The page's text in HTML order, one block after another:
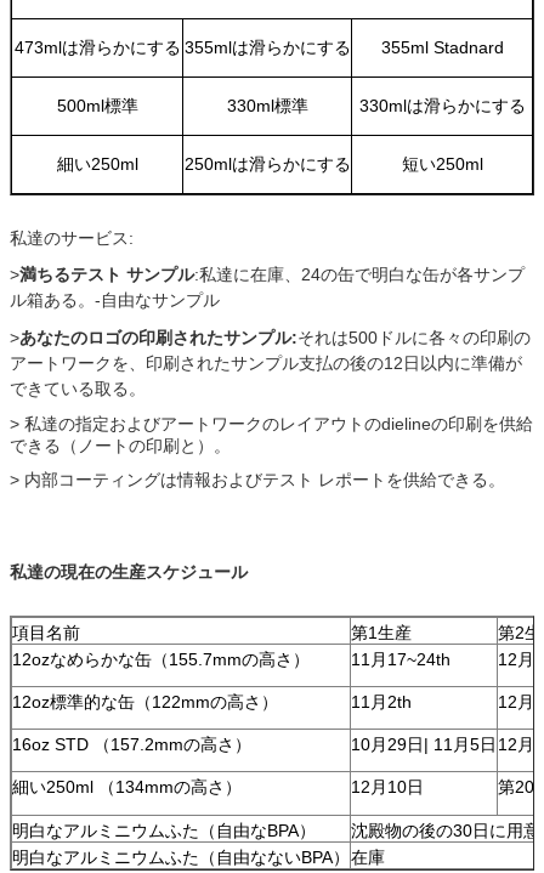
473mlは滑らかにする 355mlは滑らかにする 355ml Stadnard
500ml標準 330ml標準 330mlは滑らかにする
細い250ml 250mlは滑らかにする 短い250ml
私達のサービス:
>満ちるテスト サンプル:私達に在庫、24の缶で明白な缶が各サンプ
ル箱ある。-自由なサンプル
>あなたのロゴの印刷されたサンプル:それは500ドルに各々の印刷の
アートワークを、印刷されたサンプル支払の後の12日以内に準備が
できている取る。
> 私達の指定およびアートワークのレイアウトのdielineの印刷を供給
できる（ノートの印刷と）。
> 内部コーティングは情報およびテスト レポートを供給できる。
私達の現在の生産スケジュール
項目名前 第1生産
第2
12ozなめらかな缶（155.7mmの高さ）
11月17~24th 12月
12oz標準的な缶（122mmの高さ） 11月2th 12月
16oz STD （157.2mmの高さ） 10月29日| 11月5日 12月
細い250ml （134mmの高さ） 12月10日 第20
明白なアルミニウムふた（自由なBPA）
沈殿物の後の30日に用
明白なアルミニウムふた（自由なないBPA） 在庫